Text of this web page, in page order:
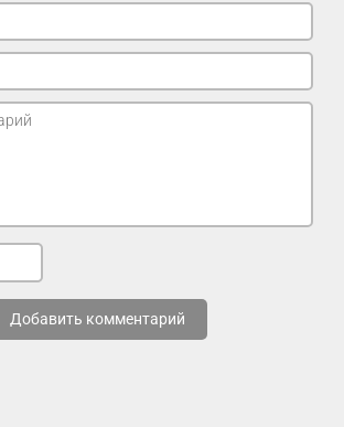
Добавить комментарий